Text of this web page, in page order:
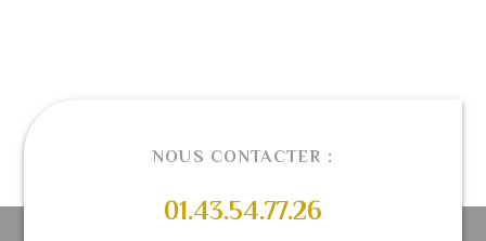
NOUS CONTACTER :
01.43.54.77.26